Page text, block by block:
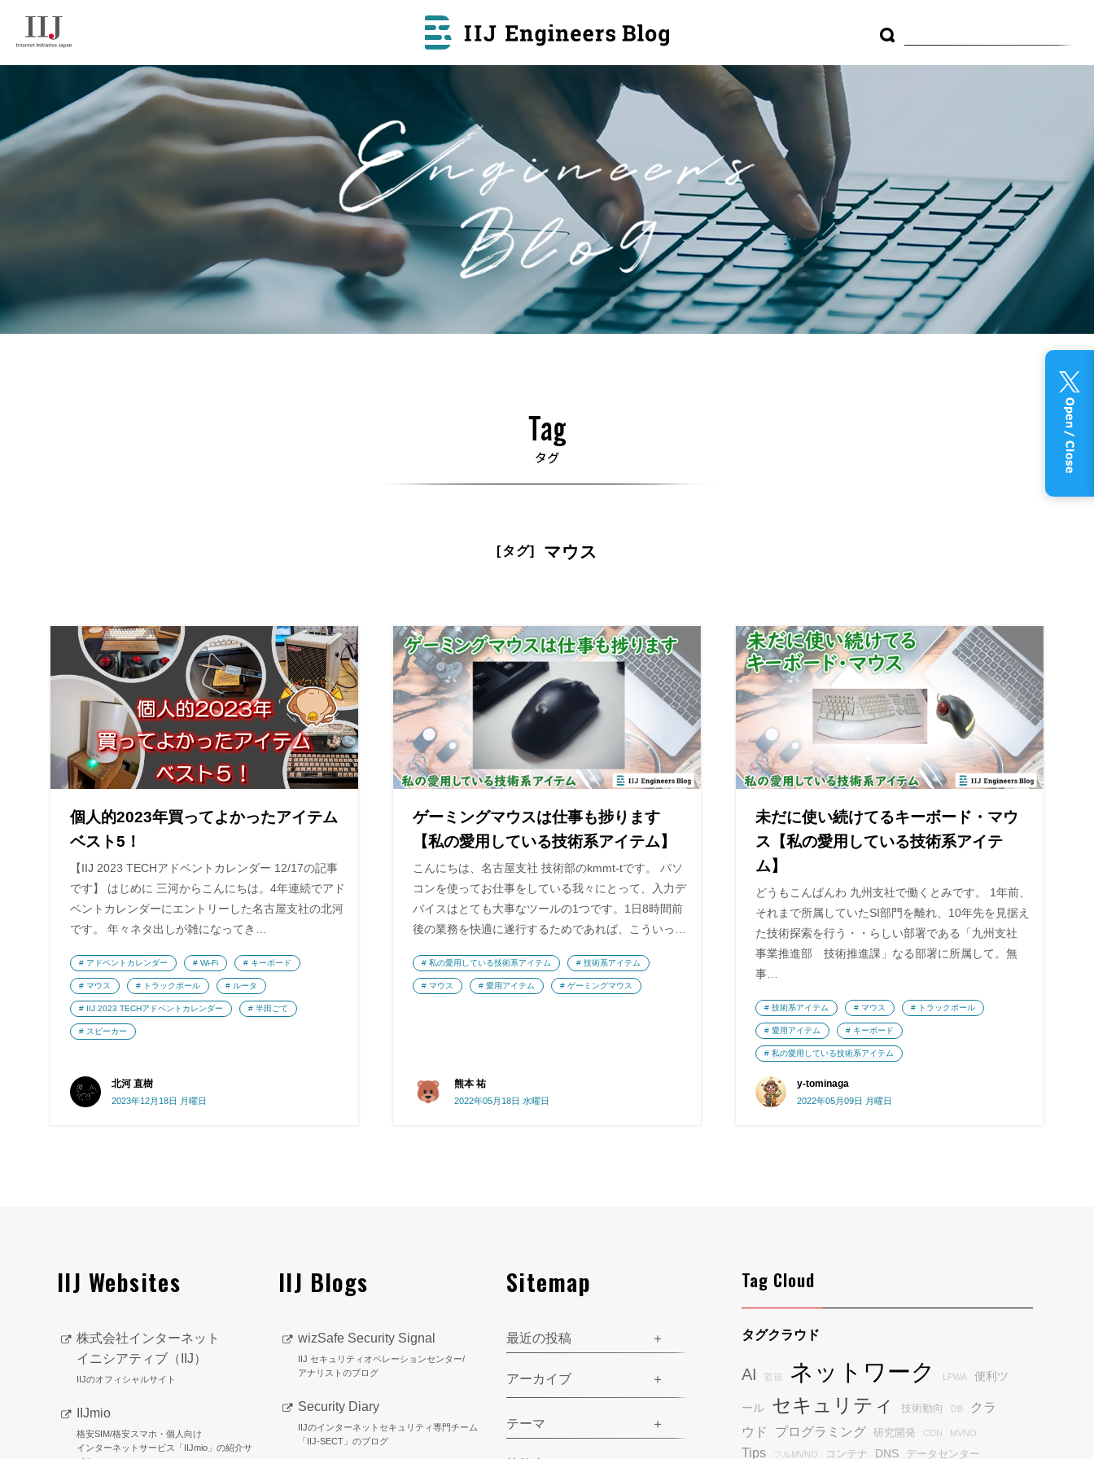
[タグ] マウス
個人的2023年買ってよかったアイテム
ベスト5！
【IIJ 2023 TECHアドベントカレンダー 12/17の記事
です】 はじめに 三河からこんにちは。4年連続でアド
ベントカレンダーにエントリーした名古屋支社の北河
です。 年々ネタ出しが雑になってき…
北河 直樹
2023年12月18日 月曜日
アドベントカレンダー Wi-Fi キーボード
マウス トラックボール ルータ
IIJ 2023 TECHアドベントカレンダー 半田ごて
スピーカー
ゲーミングマウスは仕事も捗ります
【私の愛用している技術系アイテム】
こんにちは、名古屋支社 技術部のkmmt-tです。 パソ
コンを使ってお仕事をしている我々にとって、入力デ
バイスはとても大事なツールの1つです。1日8時間前
後の業務を快適に遂行するためであれば、こういっ…
熊本 祐
2022年05月18日 水曜日
私の愛用している技術系アイテム 技術系アイテム
マウス 愛用アイテム ゲーミングマウス
未だに使い続けてるキーボード・マウ
ス【私の愛用している技術系アイテ
ム】
どうもこんばんわ 九州支社で働くとみです。 1年前、
それまで所属していたSI部門を離れ、10年先を見据え
た技術探索を行う・・らしい部署である「九州支社
事業推進部 技術推進課」なる部署に所属して。無
事…
y-tominaga
2022年05月09日 月曜日
技術系アイテム マウス トラックボール
愛用アイテム キーボード
私の愛用している技術系アイテム
IIJ Websites
株式会社インターネット
イニシアティブ（IIJ）
IIJのオフィシャルサイト
IIJmio
格安SIM/格安スマホ・個人向け
インターネットサービス「IIJmio」の紹介サ
IIJ Blogs
wizSafe Security Signal
IIJ セキュリティオペレーションセンター/
アナリストのブログ
Security Diary
IIJのインターネットセキュリティ専門チーム
「IIJ-SECT」のブログ
Sitemap
最近の投稿
アーカイブ
テーマ
Tag Cloud
タグクラウド
AI 監視 ネットワーク LPWA 便利ツ
ール セキュリティ 技術動向 DB
クラ
ウド
プログラミング 研究開発 CDN MVNO
Tips フルMVNO コンテナ DNS データセンター